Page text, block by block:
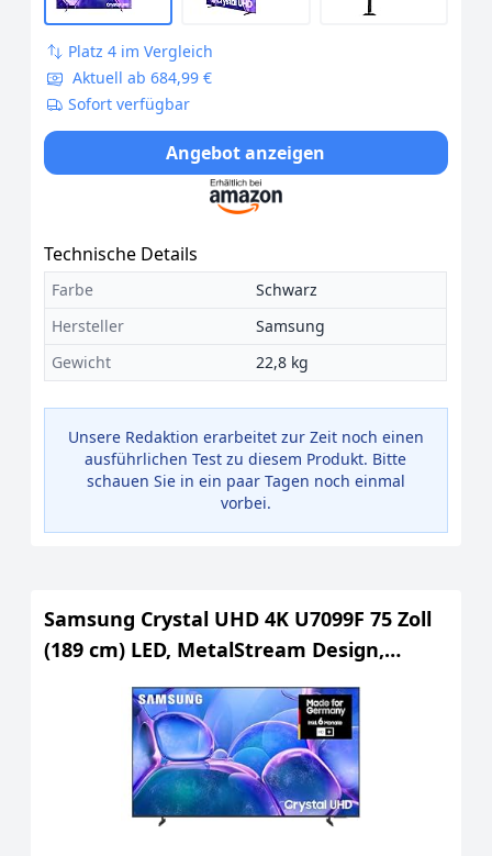
Platz 4 im Vergleich
Aktuell ab 684,99 €
Sofort verfügbar
Angebot anzeigen
Technische Details
Farbe
Schwarz
Hersteller
Samsung
Gewicht
22,8 kg
Unsere Redaktion erarbeitet zur Zeit noch einen
ausführlichen Test zu diesem Produkt. Bitte
schauen Sie in ein paar Tagen noch einmal
vorbei.
Samsung Crystal UHD 4K U7099F 75 Zoll
(189 cm) LED, MetalStream Design,
SmartThings, Knox Security, Gaming
Hub, AI Upscaling, Smart TV, 2025